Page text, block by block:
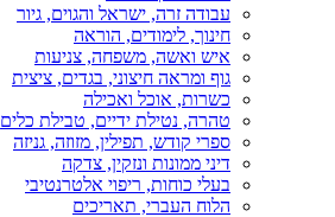
עבודה זרה, ישראל והגוים, גיור
חינוך, לימודים, הוראה
איש ואשה, משפחה, צניעות
גוף ומראה חיצוני, בגדים, ציצית
כשרות, אוכל ואכילה
טהרה, נטילת ידיים, טבילת כלים
ספרי קודש, תפילין, מזוזה, גניזה
דיני ממונות ונזקין, צדקה
בעלי כוחות, ריפוי אלטרנטיבי
הלוח העברי, תאריכים